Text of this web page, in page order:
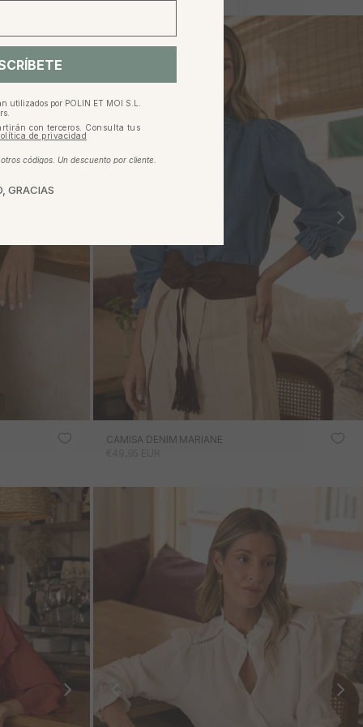
CAMISA DENIM MARIANE
utilizados por POLIN ET MOI S.L.
con terceros. Consulta tus
de privacidad
códigos. Un descuento por cliente.
GRACIAS